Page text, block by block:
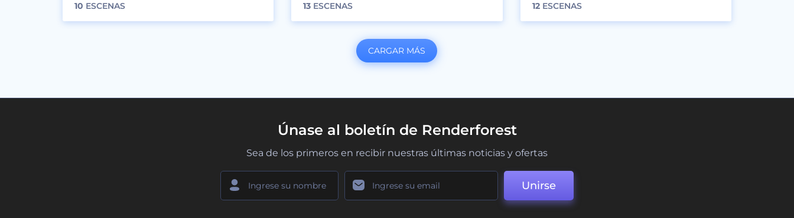
10 ESCENAS 13 ESCENAS 12ESCENAS
CARGAR MÁS
Únase al boletín de Renderforest
Sea de los primeros en recibir nuestras últimas noticias y ofertas
Unirse